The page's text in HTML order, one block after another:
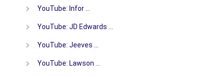
YouTube: Infor …
YouTube: JD Edwards …
YouTube: Jeeves …
YouTube: Lawson …